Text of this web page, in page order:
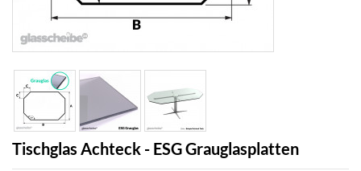
Tischglas Achteck - ESG Grauglasplatten